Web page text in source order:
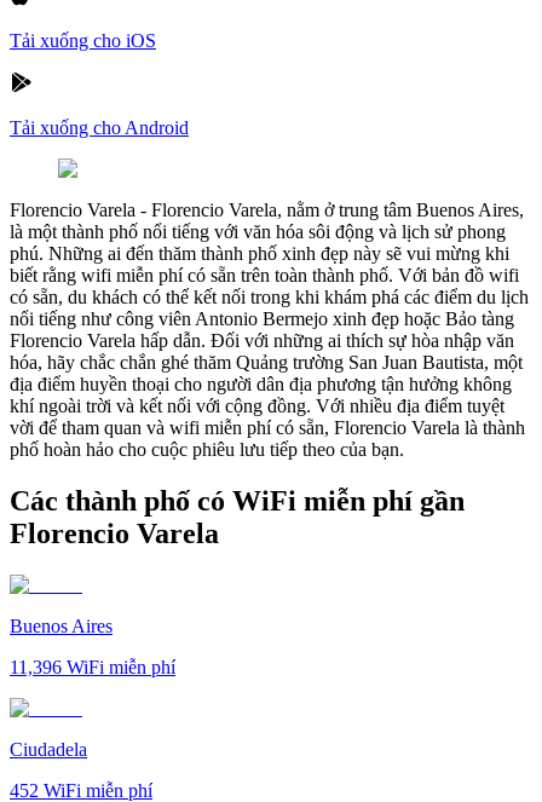
Tải xuống cho iOS
Tải xuống cho Android
Florencio Varela - Florencio Varela, nằm ở trung tâm Buenos Aires,
là một thành phố nổi tiếng với văn hóa sôi động và lịch sử phong
phú. Những ai đến thăm thành phố xinh đẹp này sẽ vui mừng khi
biết rằng wifi miễn phí có sẵn trên toàn thành phố. Với bản đồ wifi
có sẵn, du khách có thể kết nối trong khi khám phá các điểm du lịch
nổi tiếng như công viên Antonio Bermejo xinh đẹp hoặc Bảo tàng
Florencio Varela hấp dẫn. Đối với những ai thích sự hòa nhập văn
hóa, hãy chắc chắn ghé thăm Quảng trường San Juan Bautista, một
địa điểm huyền thoại cho người dân địa phương tận hưởng không
khí ngoài trời và kết nối với cộng đồng. Với nhiều địa điểm tuyệt
vời để tham quan và wifi miễn phí có sẵn, Florencio Varela là thành
phố hoàn hảo cho cuộc phiêu lưu tiếp theo của bạn.
Các thành phố có WiFi miễn phí gần
Florencio Varela
Buenos Aires
11,396 WiFi miễn phí
Ciudadela
452 WiFi miễn phí